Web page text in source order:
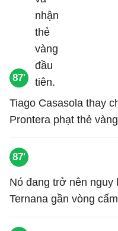
87'
Tiago Casasola thay
Prontera phạt thẻ
87'
Nó đang trở nên nguy
Ternana gần vòng